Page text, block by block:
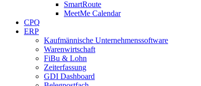
SmartRoute
MeetMe Calendar
CPQ
ERP
Kaufmännische Unternehmenssoftware
Warenwirtschaft
FiBu & Lohn
Zeiterfassung
GDI Dashboard